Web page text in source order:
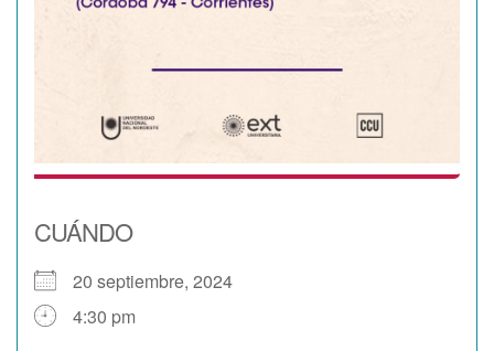
CUÁNDO
20 septiembre, 2024
4:30 pm